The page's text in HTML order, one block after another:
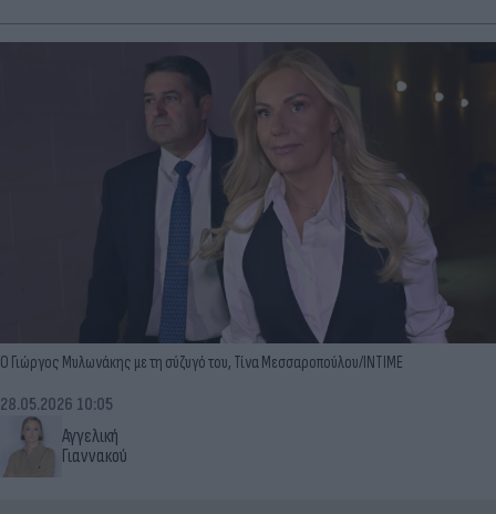
Ο Γιώργος Μυλωνάκης με τη σύζυγό του, Τίνα Μεσσαροπούλου/INTIME
Αγγελική
Γιαννακού
28.05.2026 10:05